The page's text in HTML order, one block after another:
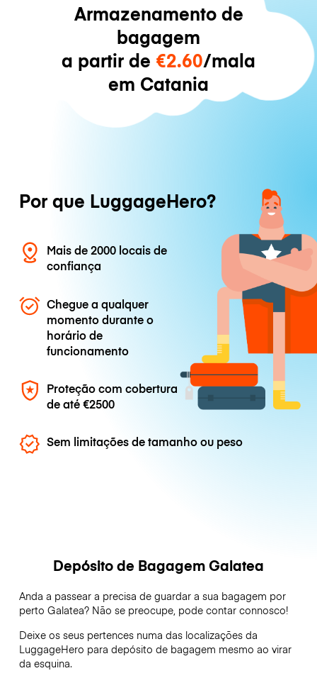
Armazenamento de
bagagem
a partir de €2.60/mala
em Catania
Por que LuggageHero?
Mais de 2000 locais de
confiança
Chegue a qualquer
momento durante o
horário de
funcionamento
Proteção com cobertura
de até€2500
Sem limitações de tamanho ou peso
Depósito de Bagagem Galatea
Anda a passear a precisa de guardar a sua bagagem por
perto Galatea? Não se preocupe, pode contar connosco!
Deixe os seus pertences numa das localizações da
LuggageHero para depósito de bagagem mesmo ao virar
da esquina.